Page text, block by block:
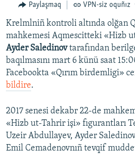
VİDEO
SÜRET
BLOGLAR
FİKİR
Русский
Українською
QOŞULIÑIZ!
Paylaşmaq VPN-siz oquñız
Krelmlniñ kontroli altında olğan
mahkemesi Aqmescitteki «Hizb
Ayder Saledinovtarafından
baqılmasını mart 6 künü saat
Facebookta «Qırım birdemligi»
bildire.
2017 senesi dekabr 22-de
«Hizb ut-Tahrir işi» fıgurantları
Uzeir Abdullayev, Ayder
Emil Cemadenovnıñ tevqif